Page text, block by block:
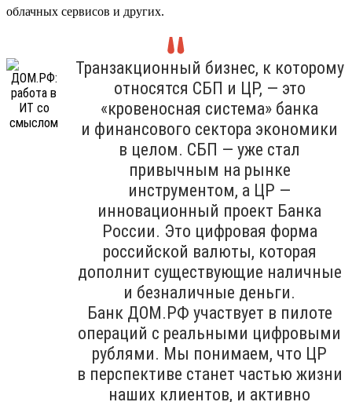
облачных сервисов и других.
Транзакционный бизнес, к которому
относятся СБП и ЦР, — это
«кровеносная система» банка
и финансового сектора экономики
в целом. СБП — уже стал
привычным на рынке
инструментом, а ЦР —
инновационный проект Банка
России. Это цифровая форма
российской валюты, которая
дополнит существующие наличные
и безналичные деньги.
Банк ДОМ.РФ участвует в пилоте
операций с реальными цифровыми
рублями. Мы понимаем, что ЦР
в перспективе станет частью жизни
наших клиентов, и активно